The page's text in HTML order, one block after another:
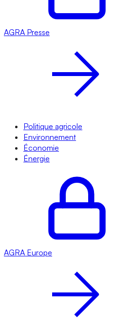
AGRA Presse
Politique agricole
Environnement
Économie
Énergie
AGRA Europe